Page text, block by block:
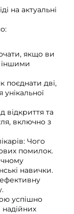
на актуальні
якщо ви
іншими
поєднати дві,
відкриття та
включно з
Чого
помилок.
навички.
успішно